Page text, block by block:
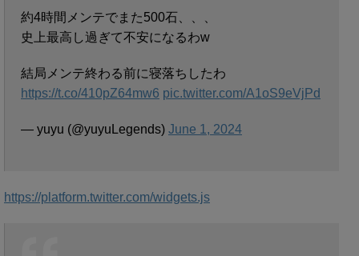
約4時間メンテでまた500石、、、
史上最高し過ぎて不安になるわw
結局メンテ終わる前に寝落ちしたわ
https://t.co/410pZ64mw6 pic.twitter.com/A1oS9eVjPd
— yuyu (@yuyuLegends) June 1, 2024
https://platform.twitter.com/widgets.js